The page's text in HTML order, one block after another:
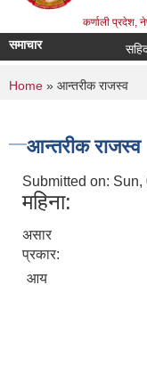
कर्णाली प्रदेश,
समाचार सहिद
You are here
Home » आन्तरीक राजस्व
आन्तरीक राजस्व
Submitted on: Sun,
महिना:
असार
प्रकार:
आय